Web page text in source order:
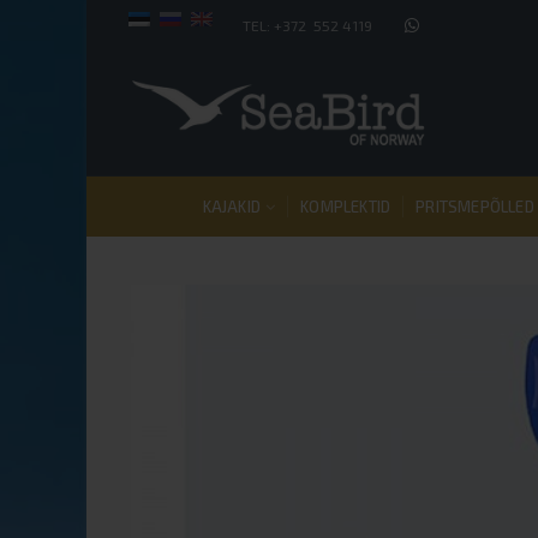
TEL: +372 552 4119
KAJAKID KOMPLEKTID